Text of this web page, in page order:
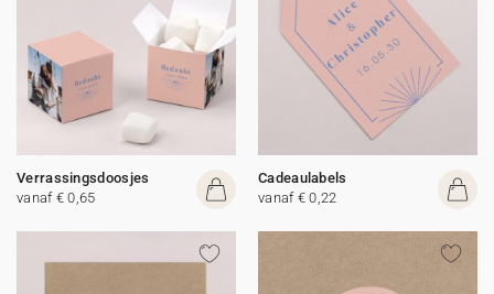
Verrassingsdoosjes
vanaf € 0,65
Cadeaulabels
vanaf € 0,22